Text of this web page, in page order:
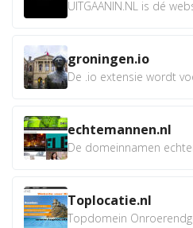
groningen.io
echtemannen.nl
Toplocatie.nl